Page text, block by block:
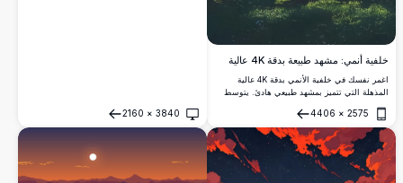
خلفية أنمي: مشهد طبيعة بدقة 4K عالية
اغمر نفسك في خلفية الأنمي بدقة 4K عالية
المذهلة التي تتميز بمشهد طبيعي هادئ. يتوسط
بحيرة هادئة بين الجبال الخضراء الخصبة، محاطًا
بأشجار شاهقة وشمس مشرقة تلقي بأشعتها
الذهبية. مقعد خشبي يدعو للتأمل السلمي، يمزج
بين الألوان الزاهية والفن التفصيلي. مثالية
لتحسين شاشتك المكتبية أو المحمولة بمشاهدها
الرائعة والعالية الجودة.
2575
×
4406
فتح
3840
×
2160
فتح